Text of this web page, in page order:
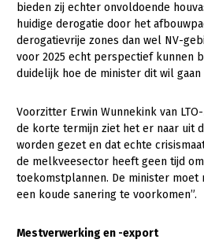
bieden zij echter onvoldoende
huidige derogatie door het
derogatievrije zones dan wel NV-
voor 2025 echt perspectief kunnen
duidelijk hoe de minister dit wil gaan
Voorzitter Erwin Wunnekink van
de korte termijn ziet het er naar uit
worden gezet en dat echte
de melkveesector heeft geen tijd
toekomstplannen. De minister moet
een koude sanering te voorkomen”.
Mestverwerking en -export